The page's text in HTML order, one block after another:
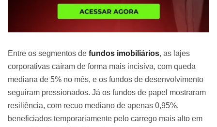
Entre os segmentos de fundos imobiliários, as lajes
corporativas caíram de forma mais incisiva, com queda
mediana de 5% no mês, e os fundos de desenvolvimento
seguiram pressionados. Já os fundos de papel mostraram
resiliência, com recuo mediano de apenas 0,95%,
beneficiados temporariamente pelo carrego mais alto em